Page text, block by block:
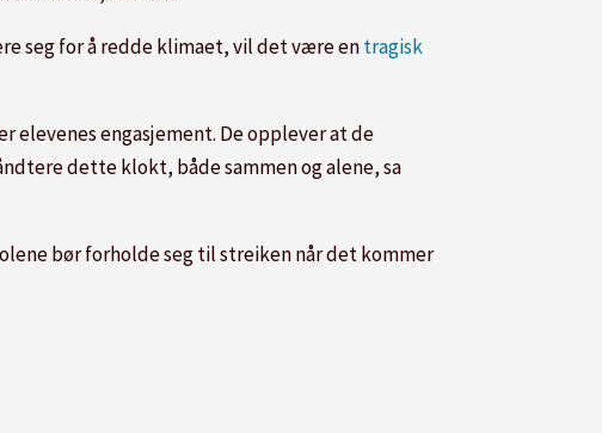
seg for å redde klimaet, vil det være entragisk
elevenes engasjement. De opplever at de
dette klokt, både sammen og alene, sa
bør forholde seg til streiken når det kommer